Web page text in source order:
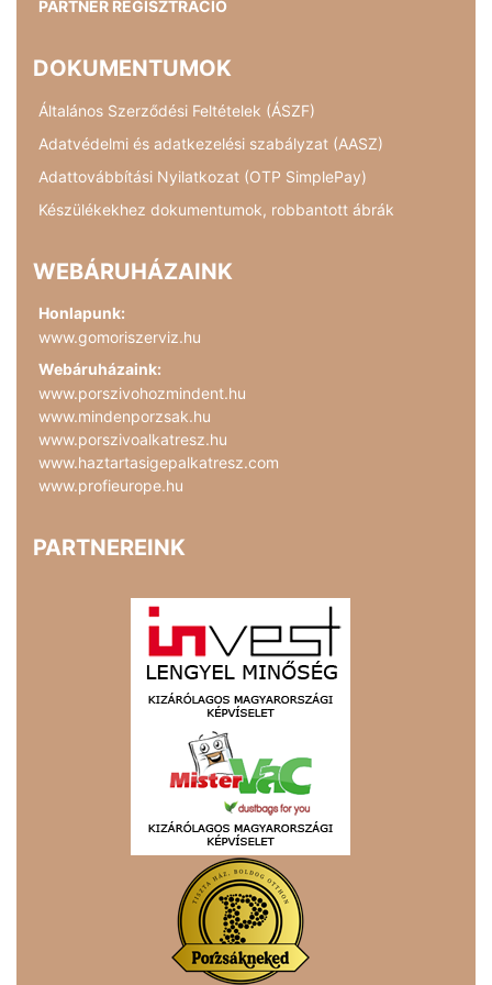
PARTNER REGISZTRÁCIÓ
DOKUMENTUMOK
Általános Szerződési Feltételek (ÁSZF)
Adatvédelmi és adatkezelési szabályzat (AASZ)
Adattovábbítási Nyilatkozat (OTP SimplePay)
Készülékekhez dokumentumok, robbantott ábrák
WEBÁRUHÁZAINK
Honlapunk:
www.gomoriszerviz.hu
Webáruházaink:
www.porszivohozmindent.hu
www.mindenporzsak.hu
www.porszivoalkatresz.hu
www.haztartasigepalkatresz.com
www.profieurope.hu
PARTNEREINK